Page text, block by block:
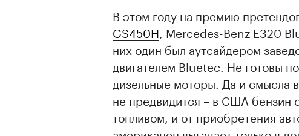
В этом году на премию
GS450H, Mercedes-Benz E320
них один был аутсайдером
двигателем Bluetec. Не готовы
дизельные моторы. Да и смысла
не предвидится – в США бензин
топливом, и от приобретения